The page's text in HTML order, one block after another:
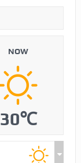
NOW
30℃